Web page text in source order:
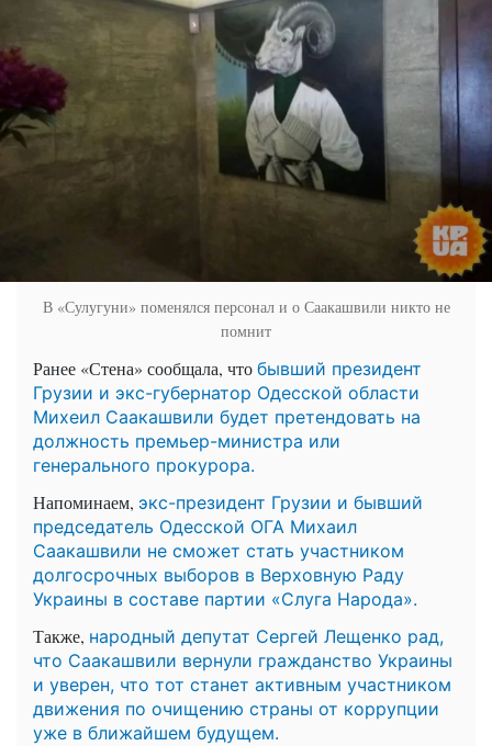
В «Сулугуни» поменялся персонал и о Саакашвили никто не
помнит
Ранее «Стена» сообщала, что бывший президент
Грузии и экс-губернатор Одесской области
Михеил Саакашвили будет претендовать на
должность премьер-министра или
генерального прокурора.
Напоминаем, экс-президент Грузии и бывший
председатель Одесской ОГА Михаил
Саакашвили не сможет стать участником
долгосрочных выборов в Верховную Раду
Украины в составе партии «Слуга Народа».
Также, народный депутат Сергей Лещенко рад,
что Саакашвили вернули гражданство Украины
и уверен, что тот станет активным участником
движения по очищению страны от коррупции
уже в ближайшем будущем.